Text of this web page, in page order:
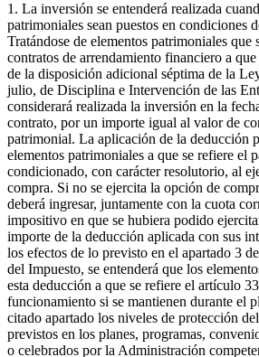
1. La inversión se entenderá realizada
patrimoniales sean puestos en condiciones
Tratándose de elementos patrimoniales que
contratos de arrendamiento financiero a
de la disposición adicional séptima de la
julio, de Disciplina e Intervención de las
considerará realizada la inversión en la
contrato, por un importe igual al valor de
patrimonial. La aplicación de la deducción
elementos patrimoniales a que se refiere el
condicionado, con carácter resolutorio, al
compra. Si no se ejercita la opción de
deberá ingresar, juntamente con la cuota
impositivo en que se hubiera podido
importe de la deducción aplicada con sus
los efectos de lo previsto en el apartado 3
del Impuesto, se entenderá que los
esta deducción a que se refiere el artículo
funcionamiento si se mantienen durante el
citado apartado los niveles de protección
previstos en los planes, programas,
o celebrados por la Administración